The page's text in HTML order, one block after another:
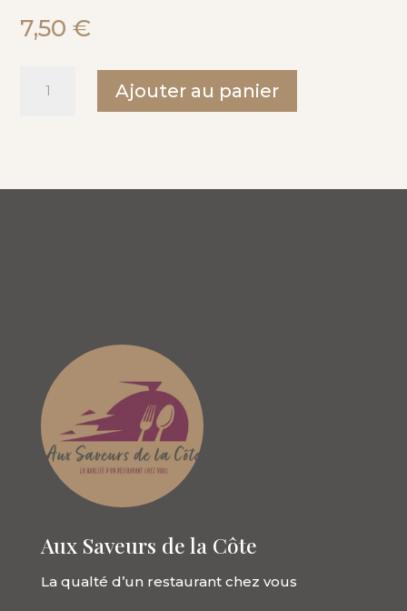
7,50€
Ajouter au panier
Aux Saveurs de la Côte
La qualté d’un restaurant chez vous